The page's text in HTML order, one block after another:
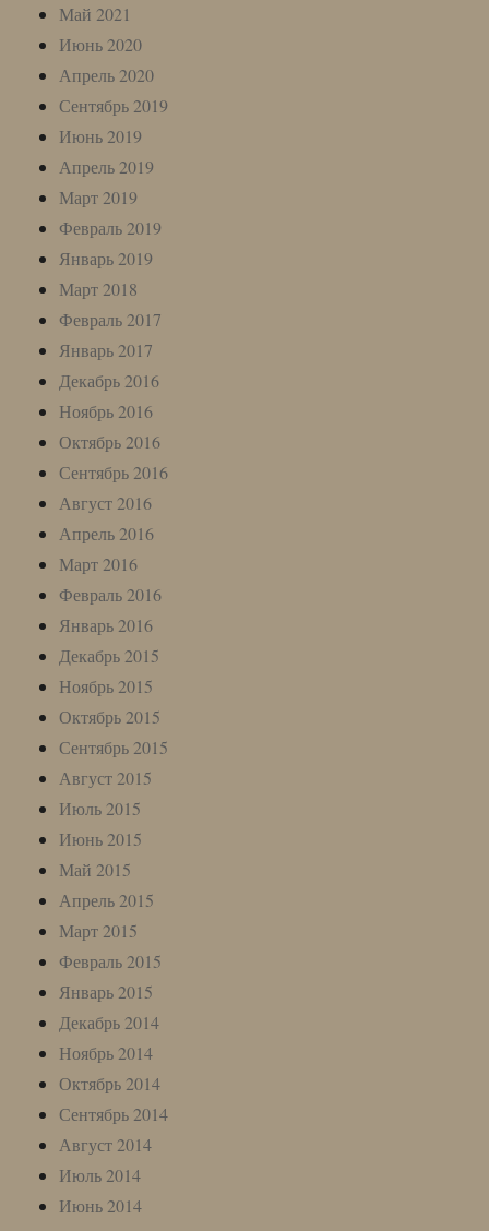
Май 2021
Июнь 2020
Апрель 2020
Сентябрь 2019
Июнь 2019
Апрель 2019
Март 2019
Февраль 2019
Январь 2019
Март 2018
Февраль 2017
Январь 2017
Декабрь 2016
Ноябрь 2016
Октябрь 2016
Сентябрь 2016
Август 2016
Апрель 2016
Март 2016
Февраль 2016
Январь 2016
Декабрь 2015
Ноябрь 2015
Октябрь 2015
Сентябрь 2015
Август 2015
Июль 2015
Июнь 2015
Май 2015
Апрель 2015
Март 2015
Февраль 2015
Январь 2015
Декабрь 2014
Ноябрь 2014
Октябрь 2014
Сентябрь 2014
Август 2014
Июль 2014
Июнь 2014